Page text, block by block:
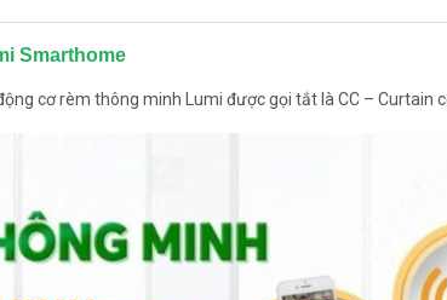
Smarthome
cơ rèm thông minh Lumi được gọi tắt là CC – Curtain